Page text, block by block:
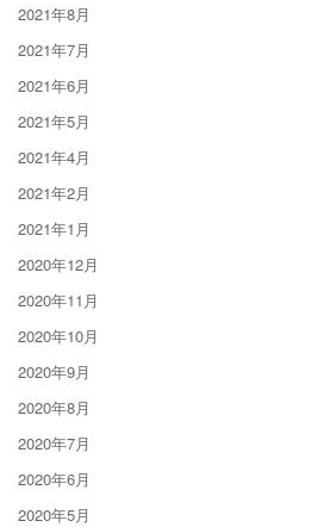
2021年8月
2021年7月
2021年6月
2021年5月
2021年4月
2021年2月
2021年1月
2020年12月
2020年11月
2020年10月
2020年9月
2020年8月
2020年7月
2020年6月
2020年5月